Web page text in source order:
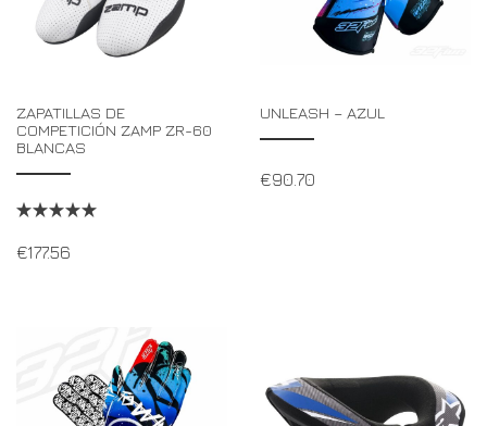
ZAPATILLAS DE
COMPETICIÓN ZAMP ZR-60
BLANCAS
€177.56
UNLEASH – AZUL
€90.70